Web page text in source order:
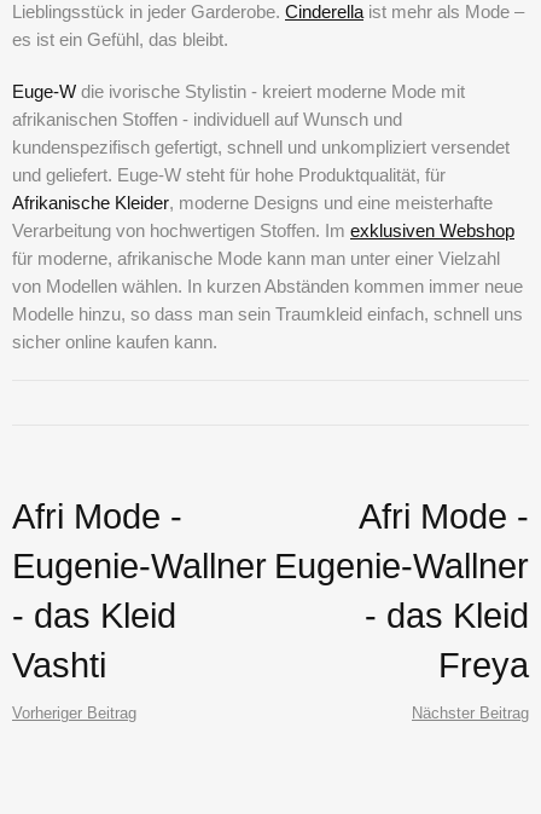
Lieblingsstück in jeder Garderobe. Cinderella ist mehr als Mode –
es ist ein Gefühl, das bleibt.
Euge-W die ivorische Stylistin - kreiert moderne Mode mit
afrikanischen Stoffen - individuell auf Wunsch und
kundenspezifisch gefertigt, schnell und unkompliziert versendet
und geliefert. Euge-W steht für hohe Produktqualität, für
Afrikanische Kleider, moderne Designs und eine meisterhafte
Verarbeitung von hochwertigen Stoffen. Im exklusiven Webshop
für moderne, afrikanische Mode kann man unter einer Vielzahl
von Modellen wählen. In kurzen Abständen kommen immer neue
Modelle hinzu, so dass man sein Traumkleid einfach, schnell uns
sicher online kaufen kann.
Afri Mode -
Eugenie-Wallner
- das Kleid
Vashti
Vorheriger Beitrag
Afri Mode -
Eugenie-Wallner
- das Kleid
Freya
Nächster Beitrag